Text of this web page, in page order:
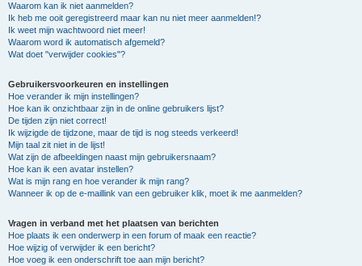
Waarom kan ik niet aanmelden?
Ik heb me ooit geregistreerd maar kan nu niet meer aanmelden!?
Ik weet mijn wachtwoord niet meer!
Waarom word ik automatisch afgemeld?
Wat doet "verwijder cookies"?
Gebruikersvoorkeuren en instellingen
Hoe verander ik mijn instellingen?
Hoe kan ik onzichtbaar zijn in de online gebruikers lijst?
De tijden zijn niet correct!
Ik wijzigde de tijdzone, maar de tijd is nog steeds verkeerd!
Mijn taal zit niet in de lijst!
Wat zijn de afbeeldingen naast mijn gebruikersnaam?
Hoe kan ik een avatar instellen?
Wat is mijn rang en hoe verander ik mijn rang?
Wanneer ik op de e-maillink van een gebruiker klik, moet ik me aanmelden?
Vragen in verband met het plaatsen van berichten
Hoe plaats ik een onderwerp in een forum of maak een reactie?
Hoe wijzig of verwijder ik een bericht?
Hoe voeg ik een onderschrift toe aan mijn bericht?